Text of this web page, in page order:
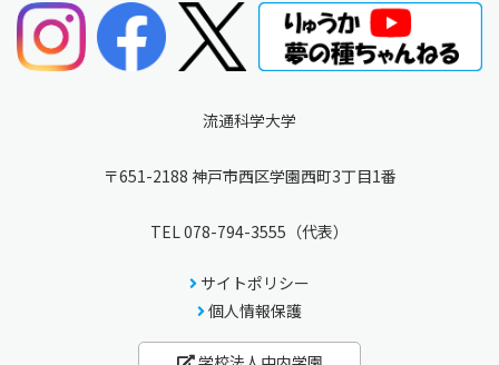
流通科学大学
〒651-2188 神戸市西区学園西町3丁目1番
TEL 078-794-3555 （代表）
サイトポリシー
個人情報保護